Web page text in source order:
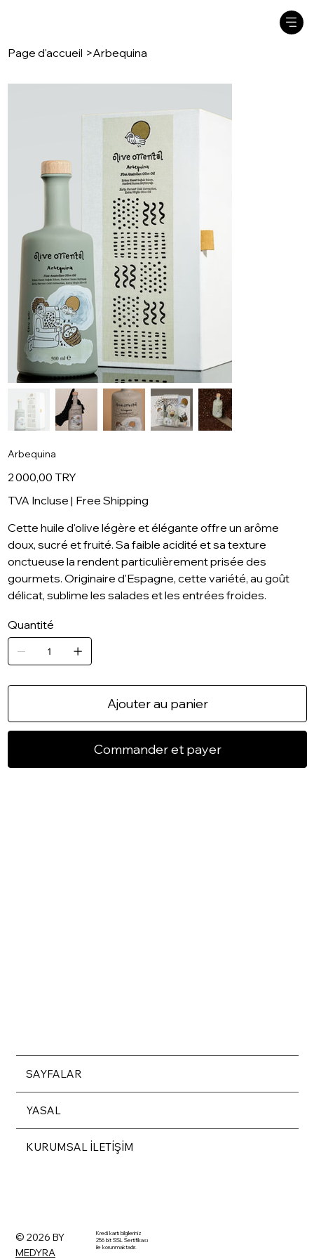
Page d'accueil >Arbequina
Arbequina
2 000,00 TRY
TVA Incluse | Free Shipping
Cette huile d'olive légère et élégante offre un arôme
doux, sucré et fruité. Sa faible acidité et sa texture
onctueuse la rendent particulièrement prisée des
gourmets. Originaire d'Espagne, cette variété, au goût
délicat, sublime les salades et les entrées froides.
Quantité
Ajouter au panier
Commander et payer
SAYFALAR
YASAL
KURUMSAL İLETİŞİM
© 2026 BY
MEDYRA
Kredi kartı bilgileriniz
256 bit SSL Sertifikası
ile korunmaktadır.